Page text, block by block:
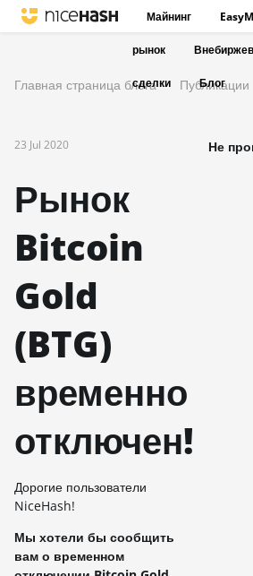
Майнинг
рынок
сделки Блог
Главная страница блога Публикации
23 Jul 2020
Рынок
Bitcoin
Gold
(BTG)
временно
отключен!
Дорогие пользователи
NiceHash!
Мы хотели бы сообщить
вам о временном
Не